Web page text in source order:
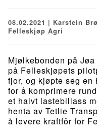
08.02.2021 | Karstein
Felleskjøp Agri
Mjølkebonden på
på Felleskjøpets
fjor, og kjøpte seg
for å komprimere
et halvt lastebillass
henta av Tetlie
å levere kraftfôr for